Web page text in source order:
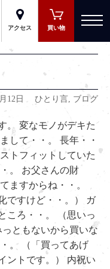
屋醸造
アクセス 買い物
12日 ひとり言, ブログ
。 変なモノがデキた
して・・。 長年・・
トフィットしていた
。 お父さんの財
ますからね・・。
ですけど・・。） ガ
ころ・・。 （思いっ
ともないから買いな
。 （「買ってあげ
ントです。） 内祝い